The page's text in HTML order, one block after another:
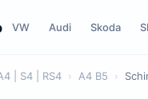
VW Audi Skoda
| S4 | RS4 › A4 B5 ›